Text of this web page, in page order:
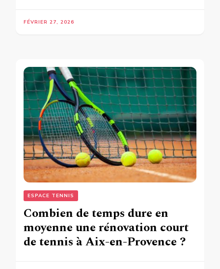
FÉVRIER 27, 2026
ESPACE TENNIS
Combien de temps dure en
moyenne une rénovation court
de tennis à Aix-en-Provence ?